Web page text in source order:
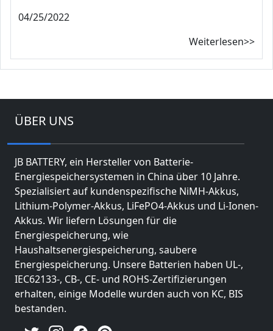
04/25/2022
Weiterlesen>>
ÜBER UNS
JB BATTERY, ein Hersteller von Batterie-
Energiespeichersystemen in China über 10 Jahre.
Spezialisiert auf kundenspezifische NiMH-Akkus,
Lithium-Polymer-Akkus, LiFePO4-Akkus und Li-Ionen-
Akkus. Wir liefern Lösungen für die
Energiespeicherung, wie
Haushaltsenergiespeicherung, saubere
Energiespeicherung. Unsere Batterien haben UL-,
IEC62133-, CB-, CE- und ROHS-Zertifizierungen
erhalten, einige Modelle wurden auch von KC, BIS
bestanden.